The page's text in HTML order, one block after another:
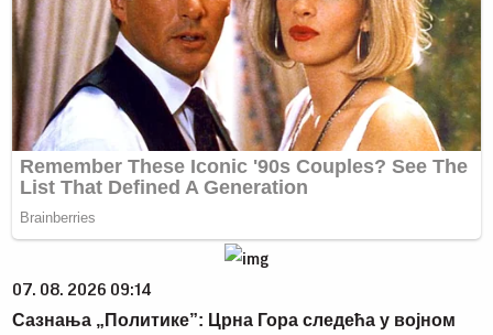
07. 08. 2026 09:14
Сазнања „Политике”: Црна Гора следећа у војном